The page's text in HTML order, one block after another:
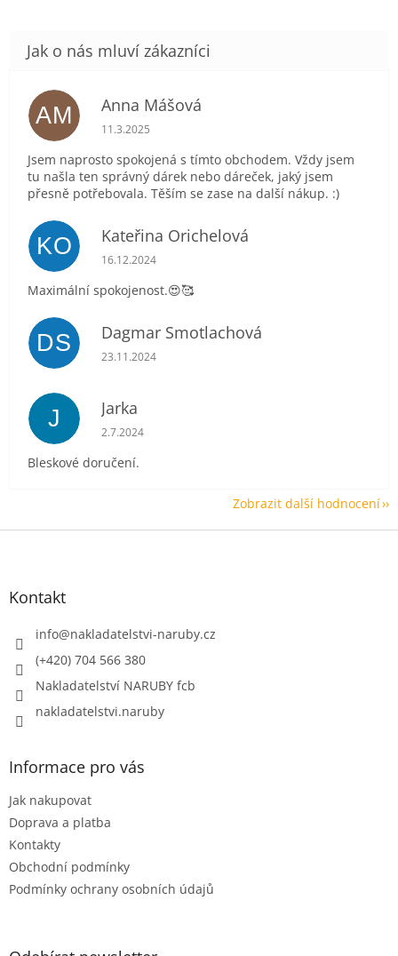
AM Anna Mášová
Hodnocení obchodu je 5 z 5 hvězdiček.
11.3.2025
Jsem naprosto spokojená s tímto obchodem. Vždy jsem
tu našla ten správný dárek nebo dáreček, jaký jsem
přesně potřebovala. Těším se zase na další nákup. :)
KO Kateřina Orichelová
Hodnocení obchodu je 5 z 5 hvězdiček.
16.12.2024
Maximální spokojenost.😍🥰
DS Dagmar Smotlachová
Hodnocení obchodu je 5 z 5 hvězdiček.
23.11.2024
J Jarka
Hodnocení obchodu je 5 z 5 hvězdiček.
2.7.2024
Bleskové doručení.
Zobrazit další hodnocení
Z
Kontakt
info@nakladatelstvi-naruby.cz
(+420) 704 566 380
Nakladatelství NARUBY fcb
nakladatelstvi.naruby
Informace pro vás
Jak nakupovat
Doprava a platba
Kontakty
Obchodní podmínky
Podmínky ochrany osobních údajů